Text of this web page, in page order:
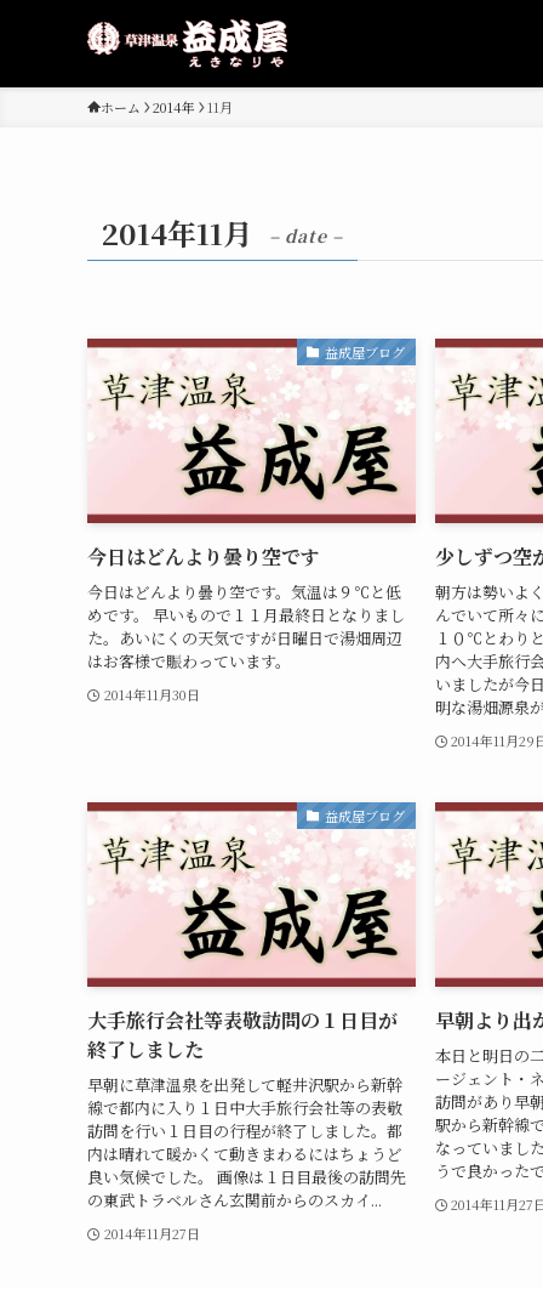
ホーム 2014年 11月
2014年11月 – date –
益成屋ブログ
今日はどんより曇り空です
今日はどんより曇り空です。気温は９℃と低
めです。 早いもので１１月最終日となりまし
た。あいにくの天気ですが日曜日で湯畑周辺
はお客様で賑わっています。
2014年11月30日
少しずつ空
朝方は勢いよ
んでいて所々
１０℃とわり
内へ大手旅行
いましたが今
明な湯畑源泉
2014年11月29
益成屋ブログ
大手旅行会社等表敬訪問の１日目が
終了しました
早朝に草津温泉を出発して軽井沢駅から新幹
線で都内に入り１日中大手旅行会社等の表敬
訪問を行い１日目の行程が終了しました。都
内は晴れて暖かくて動きまわるにはちょうど
良い気候でした。 画像は１日目最後の訪問先
の東武トラベルさん玄関前からのスカイ...
2014年11月27日
早朝より出
本日と明日の
ージェント・
訪問があり早
駅から新幹線
なっていまし
うで良かった
2014年11月27